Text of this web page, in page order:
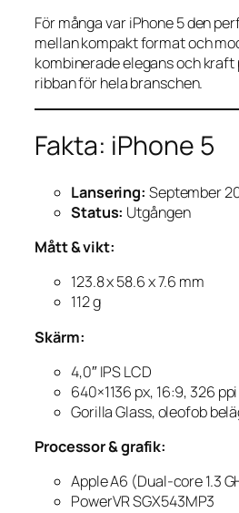
För många var iPhone 5 den
mellan kompakt format och
kombinerade elegans och
ribban för hela branschen.
Fakta: iPhone 5
Lansering: September
Status: Utgången
Mått & vikt:
123.8 x 58.6 x 7.6 mm
112 g
Skärm:
4,0″ IPS LCD
640×1136 px, 16:9, 326 ppi
Gorilla Glass, oleofob
Processor & grafik:
Apple A6 (Dual-core 1.3
PowerVR SGX543MP3